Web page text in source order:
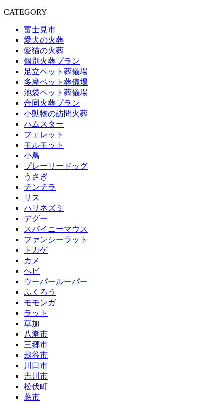
CATEGORY
富士見市
愛犬の火葬
愛猫の火葬
個別火葬プラン
足立ペット葬儀場
多摩ペット葬儀場
池袋ペット葬儀場
合同火葬プラン
小動物の訪問火葬
ハムスター
フェレット
モルモット
小鳥
プレーリードッグ
うさぎ
チンチラ
リス
ハリネズミ
デグー
スパイニーマウス
ファンシーラット
トカゲ
カメ
ヘビ
ウーパールーパー
ふくろう
モモンガ
ラット
草加
八潮市
三郷市
越谷市
川口市
吉川市
松伏町
蕨市